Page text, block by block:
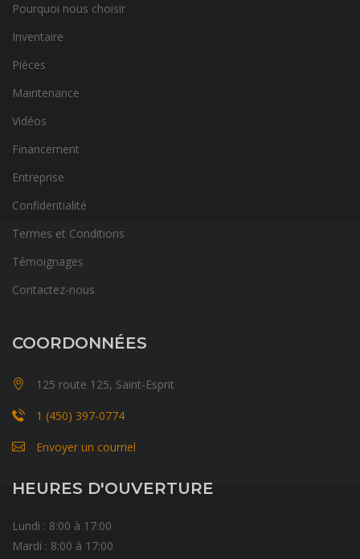
Pourquoi nous choisir
Inventaire
Pièces
Maintenance
Vidéos
Financement
Entreprise
Confidentialité
Termes et Conditions
Témoignages
Contactez-nous
COORDONNÉES
125 route 125, Saint-Esprit
1 (450) 397-0774
Envoyer un courriel
HEURES D'OUVERTURE
Lundi : 8:00 à 17:00
Mardi : 8:00 à 17:00